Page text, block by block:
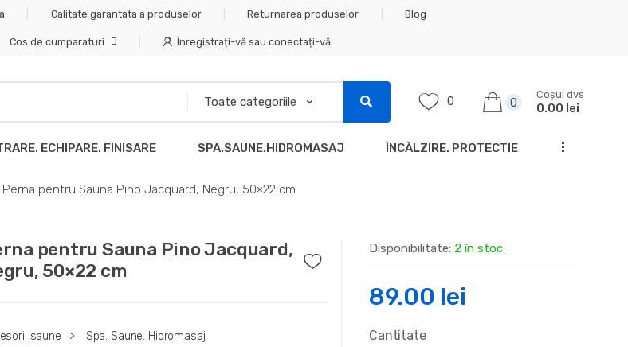
Calitate garantata a produselor Returnarea produselor Blog
Cos de cumparaturi Înregistrați-vă sau conectați-vă
0 0
Coșul dvs
0.00 lei
ECHIPARE. FINISARE SPA.SAUNE.HIDROMASAJ ÎNCĂLZIRE. PROTECTIE ...
Perna pentru Sauna Pino Jacquard, Negru, 50×22 cm
pentru Sauna Pino Jacquard,
50×22 cm
saune >
Spa. Saune. Hidromasaj
Disponibilitate: 2 în stoc
89.00 lei
Cantitate